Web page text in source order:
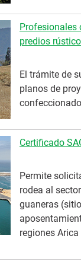
Profesionales
predios
El trámite de
planos de
Certificado
Permite
rodea al
guaneras
regiones